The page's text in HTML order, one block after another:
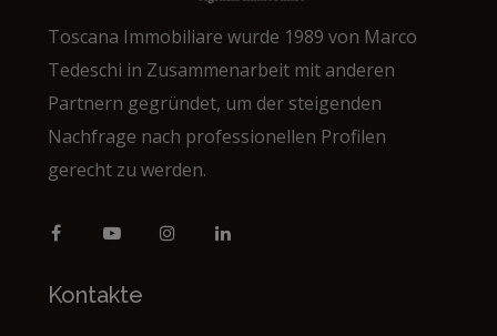
Toscana Immobiliare wurde 1989 von Marco
Tedeschi in Zusammenarbeit mit anderen
Partnern gegründet, um der steigenden
Nachfrage nach professionellen Profilen
gerecht zu werden.
Kontakte